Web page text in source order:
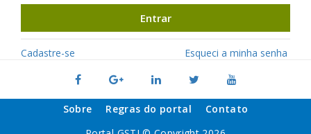
Entrar
Cadastre-se Esqueci a minha senha
Sobre Regras do portal
Contato